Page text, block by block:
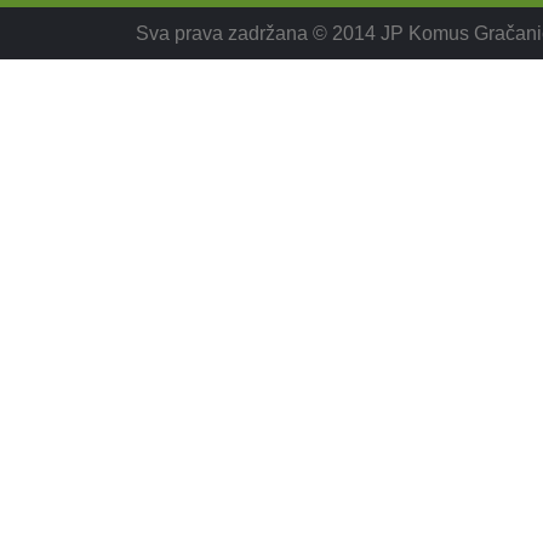
Sva prava zadržana © 2014 JP Komus